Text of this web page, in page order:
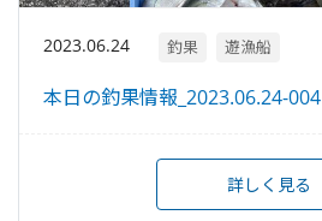
2023.06.24 釣果 遊漁船
本日の釣果情報_2023.06.24-004
詳しく見る